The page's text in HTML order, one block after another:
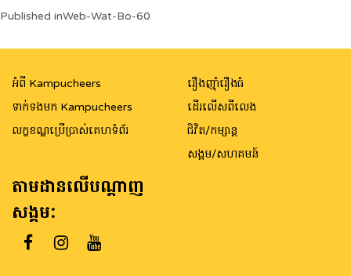
Post
navigation
Published inWeb-Wat-Bo-60
អំពី Kampucheers
ទាក់ទងមក Kampucheers
លក្ខខណ្ឌប្រើប្រាស់គេហទំព័រ
រឿងញ៉ាំរឿងធំ
ដើរលើសពីលេង
ជិវិត/កម្សាន្ត
សង្គម/សហគមន៍
តាមដានលើបណ្តាញ
សង្គម: